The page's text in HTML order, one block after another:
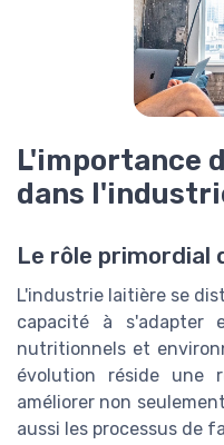
L'importance
dans
Le rôle primordial
L'industrie laitière se
capacité à
nutritionnels et
évolution réside une
améliorer non
aussi les processus de